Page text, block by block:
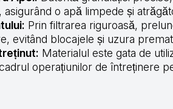
o apă limpede și
Prin filtrarea riguroasă,
evitând blocajele și uzura
Materialul este gata de
operațiunilor de întreținere